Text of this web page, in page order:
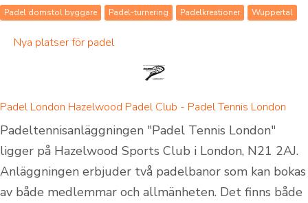
Padel domstol byggare Padel-turnering Padelkreationer Wuppertal
Nya platser för padel
Padel London Hazelwood Padel Club - Padel Tennis London
Padeltennisanläggningen "Padel Tennis London"
ligger på Hazelwood Sports Club i London, N21 2AJ.
Anläggningen erbjuder två padelbanor som kan bokas
av både medlemmar och allmänheten. Det finns både